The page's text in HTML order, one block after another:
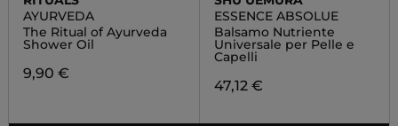
AYURVEDA
The Ritual of Ayurveda
Shower Oil
9,90 €
ESSENCE ABSOLUE
Balsamo Nutriente
Universale per Pelle e
Capelli
47,12 €